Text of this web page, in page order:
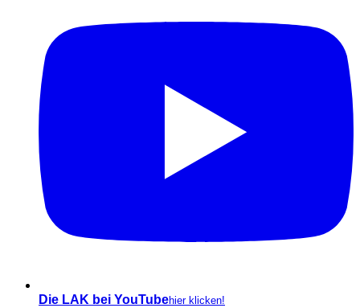
Die LAK bei YouTubehier klicken!